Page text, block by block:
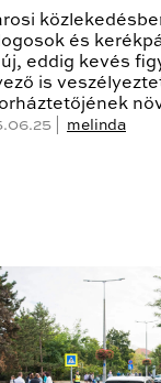
és
eddig kevés
is
| melinda